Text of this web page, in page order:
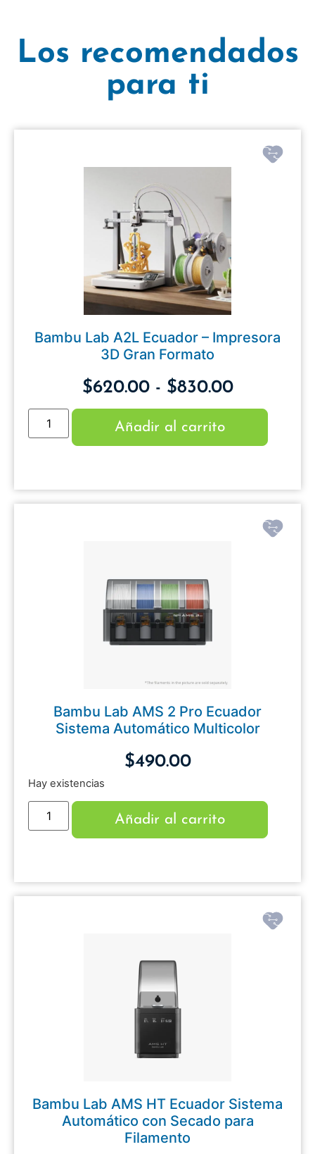
Los recomendados
para ti
Bambu Lab A2L Ecuador – Impresora
3D Gran Formato
$620.00 - $830.00
Añadir al carrito
Bambu Lab AMS 2 Pro Ecuador
Sistema Automático Multicolor
$490.00
Hay existencias
Añadir al carrito
Bambu Lab AMS HT Ecuador Sistema
Automático con Secado para
Filamento